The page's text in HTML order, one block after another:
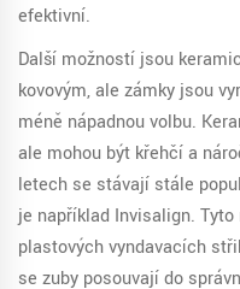
efektivní.
Další možností jsou
kovovým, ale zámky jsou
méně nápadnou volbu.
ale mohou být křehčí a
letech se stávají stále
je například Invisalign.
plastových vyndavacích
se zuby posouvají do